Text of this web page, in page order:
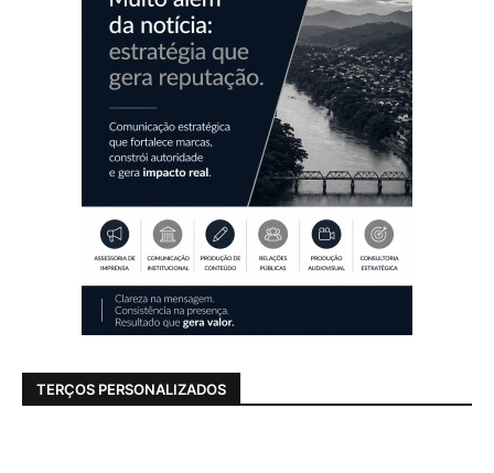
TERÇOS PERSONALIZADOS